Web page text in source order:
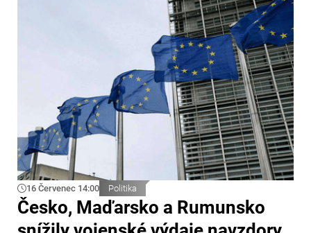
domě. Podle amerického prezidenta jsou Spojené státy
připraveny zasadit Íránu „velmi silný úder“.
16 Červenec 14:00 Politika
Česko, Maďarsko a Rumunsko